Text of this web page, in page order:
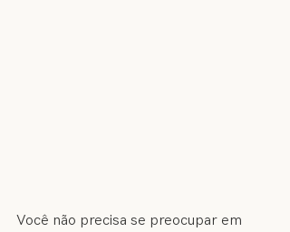
Você não precisa se preocupar em